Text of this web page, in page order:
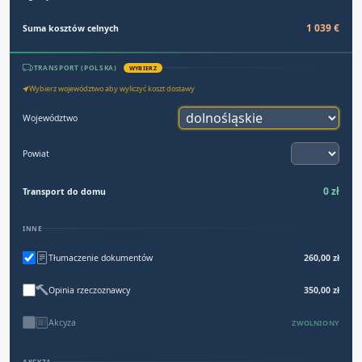
Suma kosztów celnych 1 039 €
TRANSPORT (POLSKA) WYBIERZ
Wybierz województwo aby wyliczyć koszt dostawy
Województwo
Powiat
Transport do domu 0 zł
INNE
Tłumaczenie dokumentów 260,00 zł
Opinia rzeczoznawcy 350,00 zł
Akcyza ZWOLNIONY